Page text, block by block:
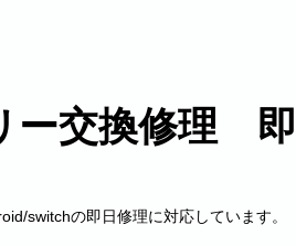
ー交換修理
switchの即日修理に対応しています。